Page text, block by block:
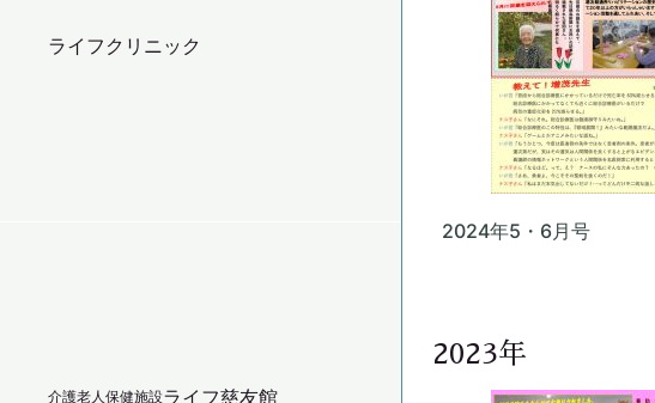
ライフクリニック
介護老人保健施設ライフ慈友館
2024年5・6月号
2023年